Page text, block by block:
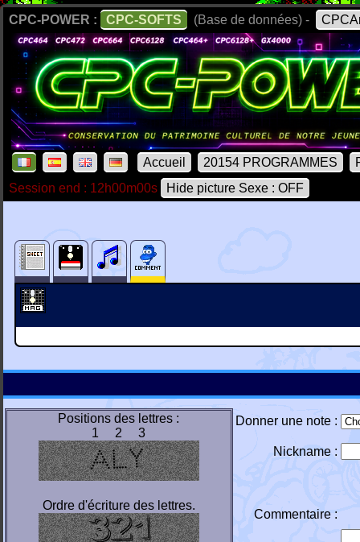
CPC-POWER : CPC-SOFTS (Base de données) -
Accueil 20154 PROGRAMMES
Session end : 12h00m00s
Hide picture Sexe : OFF
Positions des lettres :
1 2 3
Ordre d'écriture des lettres.
Donner une note :
Nickname :
Commentaire :